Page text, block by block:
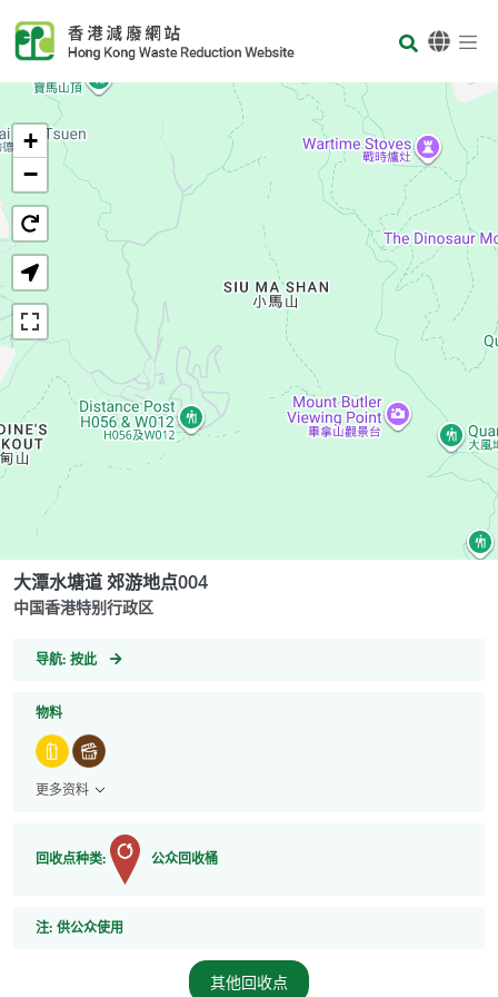
Body
+
−
大潭水塘道 郊游地点004
中国香港特别行政区
导航: GeoCoordinates
按此
物料
更多资料
回收点种类: 公众回收桶
注: 注
供公众使用
其他回收点